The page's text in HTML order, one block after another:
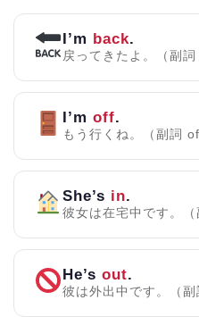
I’m back.
戻ってきたよ。（副
I’m off.
もう行くね。（副詞
She’s in.
彼女は在宅中です。（
He’s out.
彼は外出中です。（副